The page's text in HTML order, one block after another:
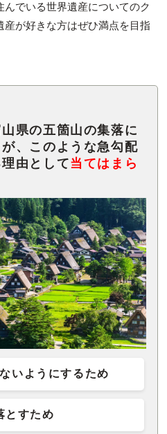
でいる世界遺産についてのク
が好きな方はぜひ満点を目指
県の五箇山の集落に
、このような急勾配
由として当てはまら
いようにするため
とすため